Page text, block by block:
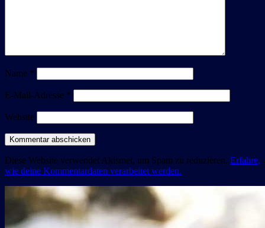
Name *
E-Mail-Adresse *
Website
Diese Website verwendet Akismet, um Spam zu reduzieren. Erfahre,
wie deine Kommentardaten verarbeitet werden.